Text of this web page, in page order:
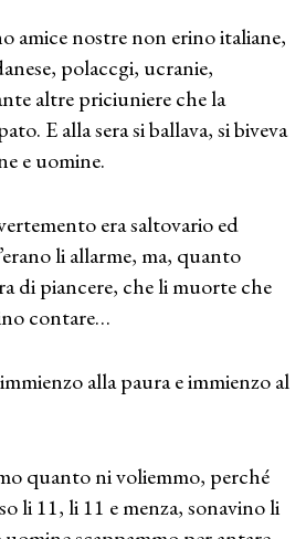
amice nostre non erino italiane,
polaccgi, ucranie,
altre priciuniere che la
E alla sera si ballava, si biveva
e uomine.
era saltovario ed
li allarme, ma, quanto
di piancere, che li muorte che
contare…
alla paura e immienzo al
quanto ni voliemmo, perché
li 11, li 11 e menza, sonavino li